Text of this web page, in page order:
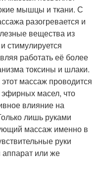
мышцы и ткани. С
разогревается и
вещества из
стимулируется
работать её более
токсины и шлаки.
массаж проводится
масел, что
влияние на
лишь руками
массаж именно в
руки
или же